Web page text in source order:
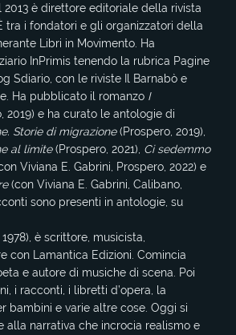
2013 è direttore editoriale della rivista
tra i fondatori e gli organizzatori della
Libri in Movimento. Ha
InPrimis tenendo la rubrica Pagine
Sdiario, con le riviste Il Barnabò e
Ha pubblicato il romanzo I
2019) e ha curato le antologie di
Storie di migrazione(Prospero, 2019),
al limite(Prospero, 2021), Ci sedemmo
Viviana E. Gabrini, Prospero, 2022) e
(con Viviana E. Gabrini, Calibano,
sono presenti in antologie, su
è scrittore, musicista,
con Lamantica Edizioni. Comincia
e autore di musiche di scena. Poi
i racconti, i libretti d’opera, la
bambini e varie altre cose. Oggi si
alla narrativa che incrocia realismo e